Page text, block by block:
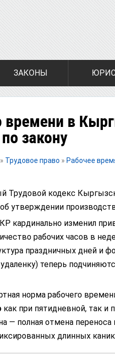
ЗАКОНЫ
времени в
закону
» Трудовое право » Рабочее
Трудовой кодекс
утверждении
кардинально изменил
рабочих часов в
праздничных дней и
теперь
норма рабочего
как при пятидневной, так и
— полная отмена
длинных